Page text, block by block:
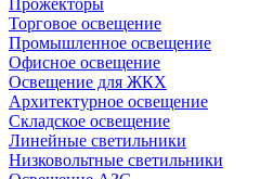
Прожекторы
Торговое освещение
Промышленное освещение
Офисное освещение
Освещение для ЖКХ
Архитектурное освещение
Складское освещение
Линейные светильники
Низковольтные светильники